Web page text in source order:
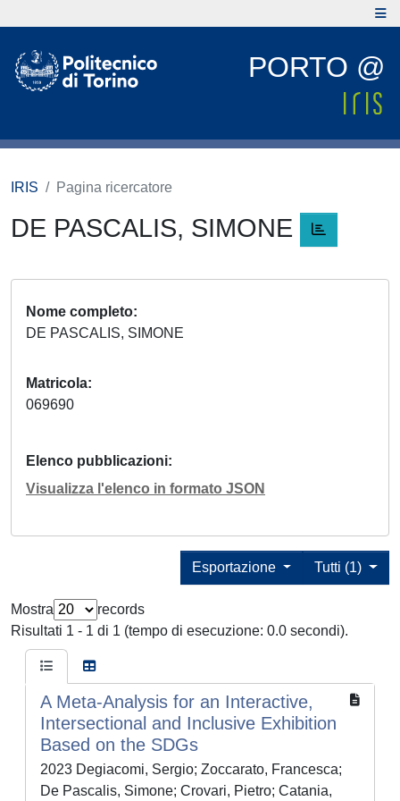
PORTO @
IRIS Pagina ricercatore
DE PASCALIS, SIMONE
Nome completo
DE PASCALIS, SIMONE
Matricola
069690
Elenco pubblicazioni
Visualizza l'elenco in formato JSON
Tutti (1)
Esportazione
Mostra
records
Risultati 1 - 1 di 1 (tempo di esecuzione: 0.0 secondi).
A Meta-Analysis for an Interactive,
Intersectional and Inclusive Exhibition
Based on the SDGs
2023 Degiacomi, Sergio; Zoccarato, Francesca;
De Pascalis, Simone; Crovari, Pietro; Catania,